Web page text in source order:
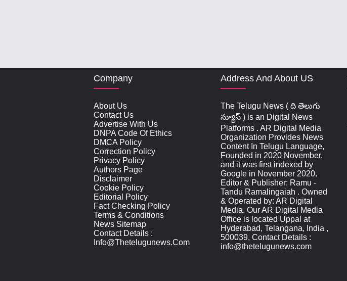
Company
About Us
Contact Us
Advertise With Us
DNPA Code Of Ethics
DMCA Policy
Correction Policy
Privacy Policy
Authors Page
Disclaimer
Cookie Policy
Editorial Policy
Fact Checking Policy
Terms & Conditions
News Sitemap
Contact Details :
Info@thetelugunews.com
Address And About US
The Telugu News ( ది తెలుగు
న్యూస్‌ ) is an Digital News
Platforms . AR Digital Media
Organization Provides News
Content In Telugu Language,
Founded in 2020 November,
and it was first indexed by
Google in November 2020.
Editor & Publisher: Ramu -
Tandu Ramalingaiah . Owned
& Operated by: AR Digital
Media. Our AR Digital Media
Office is located Uppal at
Hyderabad, Telangana, India ,
500039, Contact Details :
info@thetelugunews.com